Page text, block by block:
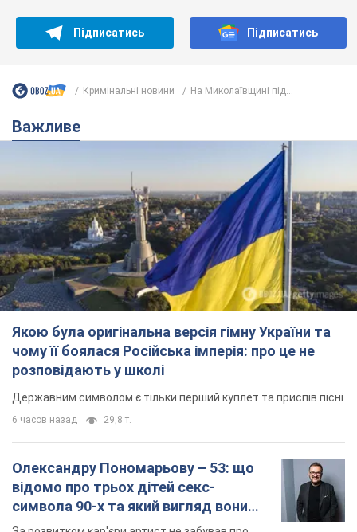
Якою була оригінальна версія гімну України та
чому її боялася Російська імперія: про це не
розповідають у школі
Державним символом є тільки перший куплет та приспів пісні
6 часов назад 29,8 т.
Олександру Пономарьову – 53: що
відомо про трьох дітей секс-
символа 90-х та який вигляд вони
мають
За розвитком кар'єри артист не забував про
долари 1996 року: чи приймають
обмінники та банки такі купюри